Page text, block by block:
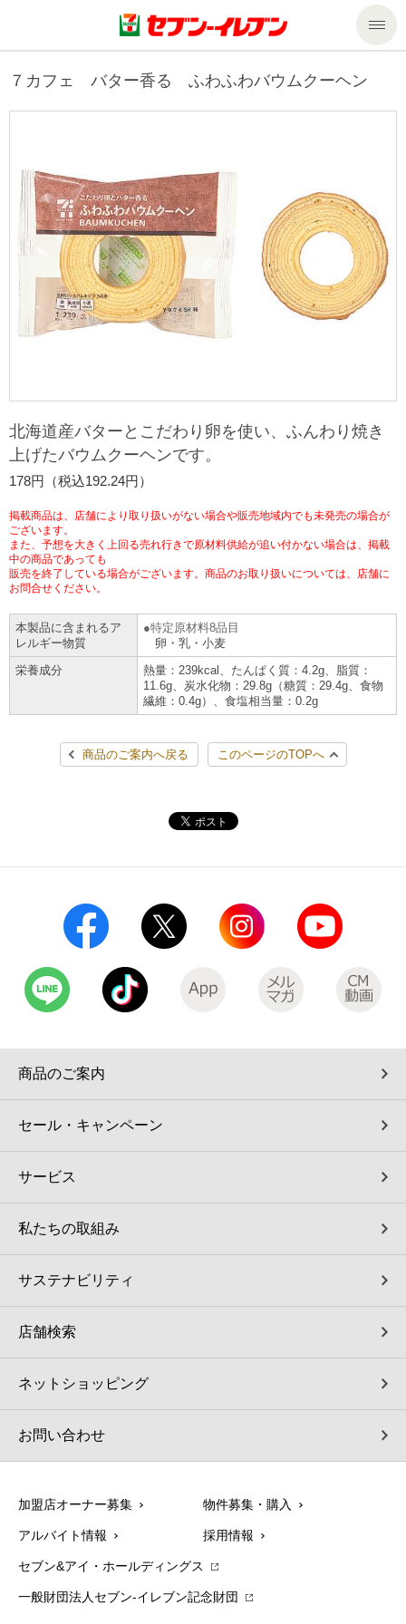
商品のご案内
今週の新商品
来週の新商品
商品カテゴリ一覧
セブンプレミアム
ギフト
プリペイドカード・金券
ニンテンドー・ダウンロードカード
サービス
サービストップ
nanacoトップ
マルチコピー機でできること
コピー
プリント
スキャン
ファクス
チケット
宅配便
切手・はがき・印紙
セブン銀行ATM
ご利用可能なお支払い方法
各種料金のお支払い
自転車シェアリング（店舗限定）
モバイルバッテリーシェアリング（店舗限定）
チケットサービス
セブンチケット
チケットぴあ
イープラス
CNプレイガイド
セブン‐イレブンでお受取り
タワーレコード
セブンネットショッピング
停電時のサービス停止のお知らせ
企業情報
企業情報トップ
ニュースリリース
企業理念
会社概要
貸借対照表・損益計算書
沿革
国内店舗数
セブン-イレブンの歴史
私たちの取組み
サステナビリティ
セブン＆アイ・ホールディングスの重点課題
サステナビリティ活動基本方針
サステナビリティ推進体制
GREEN CHALLENGE 2050
4VISIONS
サステナビリティニュース
サステナビリティレポート
加盟店オーナー募集
店舗検索
ネットショッピング
お問い合わせ
Language
English (Corporate)
English (Services)
한국어(서비스)
７カフェ バター香る ふわふわバウムクーヘン
北海道産バターとこだわり卵を使い、ふんわり焼き
上げたバウムクーヘンです。
178円（税込192.24円）
掲載商品は、店舗により取り扱いがない場合や販売地域内でも未発売の場合が
ございます。
また、予想を大きく上回る売れ行きで原材料供給が追い付かない場合は、掲載
中の商品であっても
販売を終了している場合がございます。商品のお取り扱いについては、店舗に
お問合せください。
本製品に含まれるア
レルギー物質
特定原材料8品目
卵・乳・小麦
栄養成分
熱量：239kcal、たんぱく質：4.2g、脂質：
11.6g、炭水化物：29.8g（糖質：29.4g、食物
繊維：0.4g）、食塩相当量：0.2g
商品のご案内へ戻る このページのTOPへ
商品のご案内
セール・キャンペーン
サービス
私たちの取組み
サステナビリティ
店舗検索
ネットショッピング
お問い合わせ
加盟店オーナー募集 物件募集・購入
アルバイト情報 採用情報
セブン&アイ・ホールディングス
一般財団法人セブン-イレブン記念財団